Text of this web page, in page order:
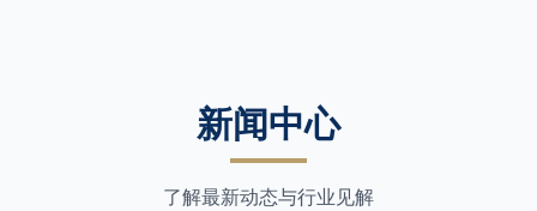
新闻中心
了解最新动态与行业见解